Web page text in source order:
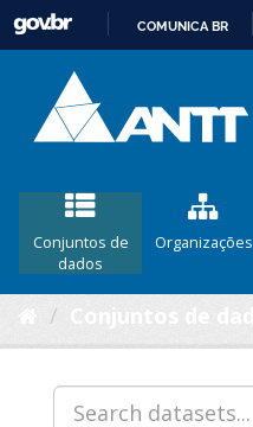
COMUNICA BR
Conjuntos de
dados
Organizações